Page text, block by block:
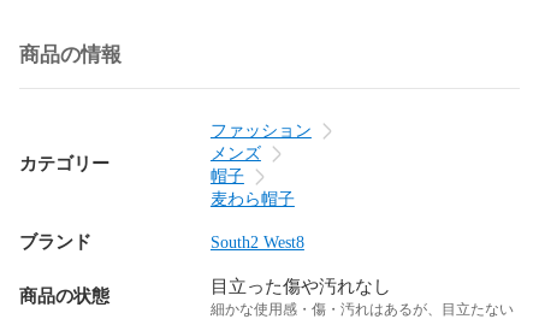
商品の情報
カテゴリー
ファッション
メンズ
帽子
麦わら帽子
ブランド South2 West8
商品の状態 目立った傷や汚れなし
細かな使用感・傷・汚れはあるが、目立たない